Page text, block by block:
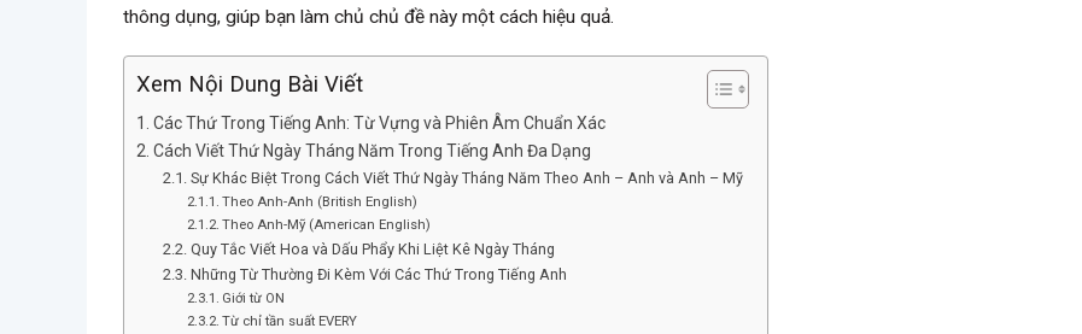
thông dụng, giúp bạn làm chủ chủ đề này một cách hiệu quả.
Xem Nội Dung Bài Viết
Các Thứ Trong Tiếng Anh: Từ Vựng và Phiên Âm Chuẩn Xác
Cách Viết Thứ Ngày Tháng Năm Trong Tiếng Anh Đa Dạng
Sự Khác Biệt Trong Cách Viết Thứ Ngày Tháng Năm Theo Anh – Anh và Anh – Mỹ
Theo Anh-Anh (British English)
Theo Anh-Mỹ (American English)
Quy Tắc Viết Hoa và Dấu Phẩy Khi Liệt Kê Ngày Tháng
Những Từ Thường Đi Kèm Với Các Thứ Trong Tiếng Anh
Giới từ ON
Từ chỉ tần suất EVERY